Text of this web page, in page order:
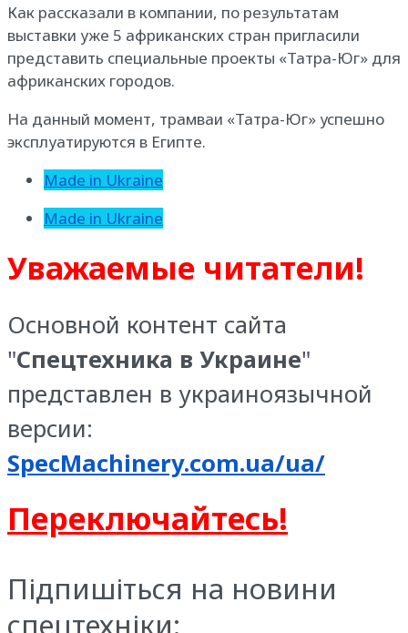
Как рассказали в компании, по результатам
выставки уже 5 африканских стран пригласили
представить специальные проекты «Татра-Юг» для
африканских городов.
На данный момент, трамваи «Татра-Юг» успешно
эксплуатируются в Египте.
Made in Ukraine
Made in Ukraine
Уважаемые читатели!
Основной контент сайта
"Спецтехника в Украине"
представлен в украиноязычной
версии:
SpecMachinery.com.ua/ua/
Переключайтесь!
Підпишіться на новини
спецтехніки: